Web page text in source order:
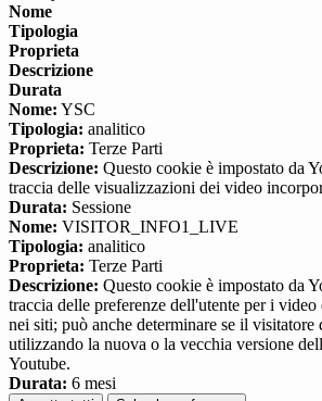
Nome
Tipologia
Proprieta
Descrizione
Durata
Nome: YSC
Tipologia: analitico
Proprieta: Terze Parti
Descrizione: Questo cookie è impostato da
traccia delle visualizzazioni dei video
Durata: Sessione
Nome: VISITOR_INFO1_LIVE
Tipologia: analitico
Proprieta: Terze Parti
Descrizione: Questo cookie è impostato da
traccia delle preferenze dell'utente per i
nei siti; può anche determinare se il visitatore
utilizzando la nuova o la vecchia versione
Youtube.
Durata: 6 mesi